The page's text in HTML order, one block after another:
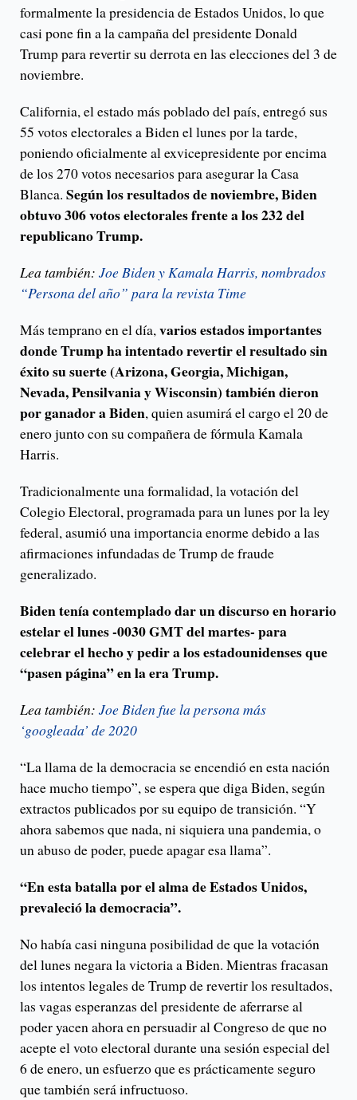
formalmente la presidencia de Estados Unidos, lo que
casi pone fin a la campaña del presidente Donald
Trump para revertir su derrota en las elecciones del 3 de
noviembre.
California, el estado más poblado del país, entregó sus
55 votos electorales a Biden el lunes por la tarde,
poniendo oficialmente al exvicepresidente por encima
de los 270 votos necesarios para asegurar la Casa
Blanca. Según los resultados de noviembre, Biden
obtuvo 306 votos electorales frente a los 232 del
republicano Trump.
Lea también: Joe Biden y Kamala Harris, nombrados
“Persona del año” para la revista Time
Más temprano en el día,varios estados importantes
donde Trump ha intentado revertir el resultado sin
éxito su suerte (Arizona, Georgia, Michigan,
Nevada, Pensilvania y Wisconsin) también dieron
por ganador a Biden, quien asumirá el cargo el 20 de
enero junto con su compañera de fórmula Kamala
Harris.
Tradicionalmente una formalidad, la votación del
Colegio Electoral, programada para un lunes por la ley
federal, asumió una importancia enorme debido a las
afirmaciones infundadas de Trump de fraude
generalizado.
Biden tenía contemplado dar un discurso en horario
estelar el lunes -0030 GMT del martes- para
celebrar el hecho y pedir a los estadounidenses que
“pasen página” en la era Trump.
Lea también: Joe Biden fue la persona más
‘googleada’ de 2020
“La llama de la democracia se encendió en esta nación
hace mucho tiempo”, se espera que diga Biden, según
extractos publicados por su equipo de transición. “Y
ahora sabemos que nada, ni siquiera una pandemia, o
un abuso de poder, puede apagar esa llama”.
“En esta batalla por el alma de Estados Unidos,
prevaleció la democracia”.
No había casi ninguna posibilidad de que la votación
del lunes negara la victoria a Biden. Mientras fracasan
los intentos legales de Trump de revertir los resultados,
las vagas esperanzas del presidente de aferrarse al
poder yacen ahora en persuadir al Congreso de que no
acepte el voto electoral durante una sesión especial del
6 de enero, un esfuerzo que es prácticamente seguro
que también será infructuoso.